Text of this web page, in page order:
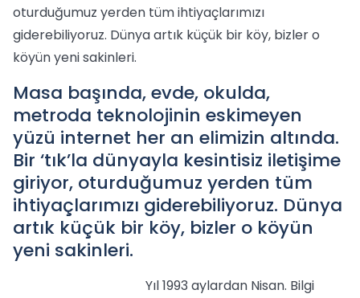
oturduğumuz yerden tüm ihtiyaçlarımızı
giderebiliyoruz. Dünya artık küçük bir köy, bizler o
köyün yeni sakinleri.
Masa başında, evde, okulda,
metroda teknolojinin eskimeyen
yüzü internet her an elimizin altında.
Bir ‘tık’la dünyayla kesintisiz iletişime
giriyor, oturduğumuz yerden tüm
ihtiyaçlarımızı giderebiliyoruz. Dünya
artık küçük bir köy, bizler o köyün
yeni sakinleri.
Yıl 1993 aylardan Nisan. Bilgi